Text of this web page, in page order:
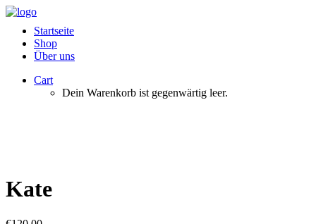
Startseite
Shop
Über uns
Cart
Dein Warenkorb ist gegenwärtig leer.
Kate